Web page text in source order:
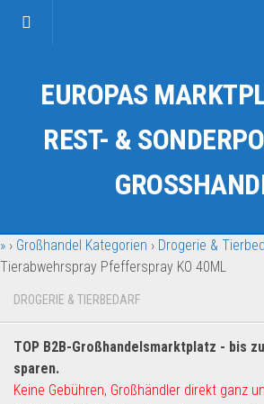
Kategorien
Auto & Motorrad
Fahrzeuge & Transport
Garten & Werkzeug
Geschäft, Büro & Schreibwaren
Geschenkartikel
Handy und Smartphone
Kosmetik & Pflege
EUROPAS
REST- &
» › Großhandel Kategorien › Drogerie &
Tierabwehrspray Pfefferspray KO 40ML
DROGERIE & TIERBEDARF
TOP B2B-Großhandelsmarktplatz - bis
sparen.
Keine Gebühren, Großhändler direkt ganz